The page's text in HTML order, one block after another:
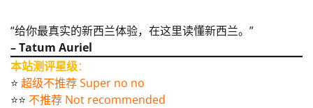
“给你最真实的新西兰体验，在这里读懂新西兰。”
– Tatum Auriel
本站测评星级：
⭐️ 超级不推荐 Super no no
⭐️⭐️ 不推荐 Not recommended